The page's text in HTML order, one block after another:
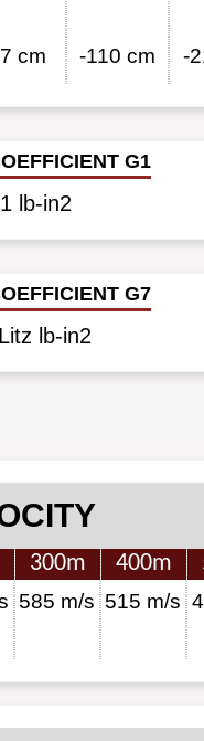
cm -110 cm -
g1
lb-in2
G7
lb-in2
300m
585 m/s
400m
515 m/s